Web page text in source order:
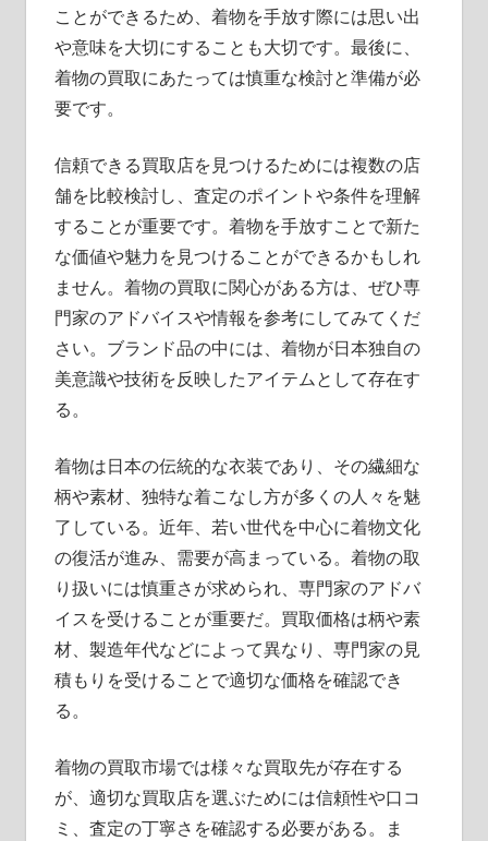
ことができるため、着物を手放す際には思い出
や意味を大切にすることも大切です。最後に、
着物の買取にあたっては慎重な検討と準備が必
要です。
信頼できる買取店を見つけるためには複数の店
舗を比較検討し、査定のポイントや条件を理解
することが重要です。着物を手放すことで新た
な価値や魅力を見つけることができるかもしれ
ません。着物の買取に関心がある方は、ぜひ専
門家のアドバイスや情報を参考にしてみてくだ
さい。ブランド品の中には、着物が日本独自の
美意識や技術を反映したアイテムとして存在す
る。
着物は日本の伝統的な衣装であり、その繊細な
柄や素材、独特な着こなし方が多くの人々を魅
了している。近年、若い世代を中心に着物文化
の復活が進み、需要が高まっている。着物の取
り扱いには慎重さが求められ、専門家のアドバ
イスを受けることが重要だ。買取価格は柄や素
材、製造年代などによって異なり、専門家の見
積もりを受けることで適切な価格を確認でき
る。
着物の買取市場では様々な買取先が存在する
が、適切な買取店を選ぶためには信頼性や口コ
ミ、査定の丁寧さを確認する必要がある。ま